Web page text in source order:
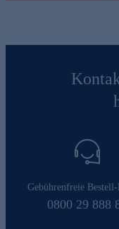
Gebührenfreie
0800 29 888